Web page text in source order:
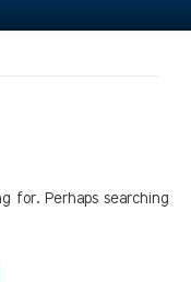
for. Perhaps searching